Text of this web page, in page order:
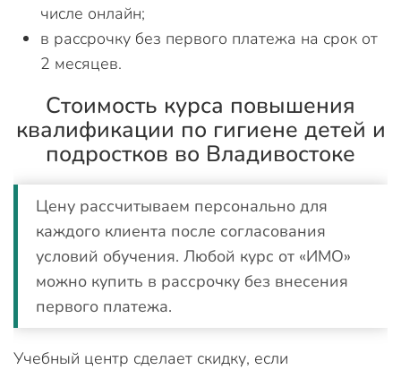
числе онлайн;
в рассрочку без первого платежа на срок от
2 месяцев.
Стоимость курса повышения
квалификации по гигиене детей и
подростков во Владивостоке
Цену рассчитываем персонально для
каждого клиента после согласования
условий обучения. Любой курс от «ИМО»
можно купить в рассрочку без внесения
первого платежа.
Учебный центр сделает скидку, если